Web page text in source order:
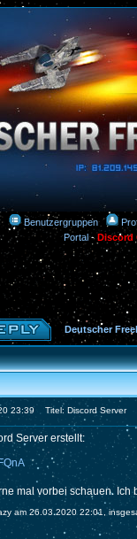
Benutzergruppen
Portal-Discord
Deutscher
23:39 Titel: Discord Server
Server erstellt:
mal vorbei schauen.
am 26.03.2020 22:01,